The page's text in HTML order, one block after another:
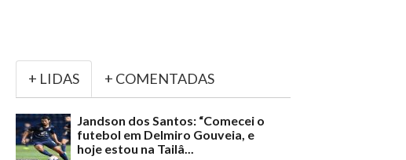
+ LIDAS + COMENTADAS
Jandson dos Santos: “Comecei o
futebol em Delmiro Gouveia, e
hoje estou na Tailâ...